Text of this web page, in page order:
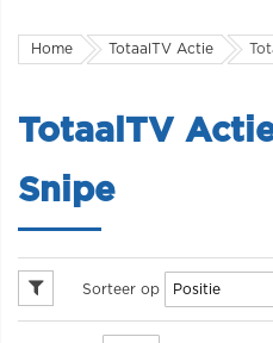
Home TotaalTV Actie
TotaalTV
Snipe
Sorteer op